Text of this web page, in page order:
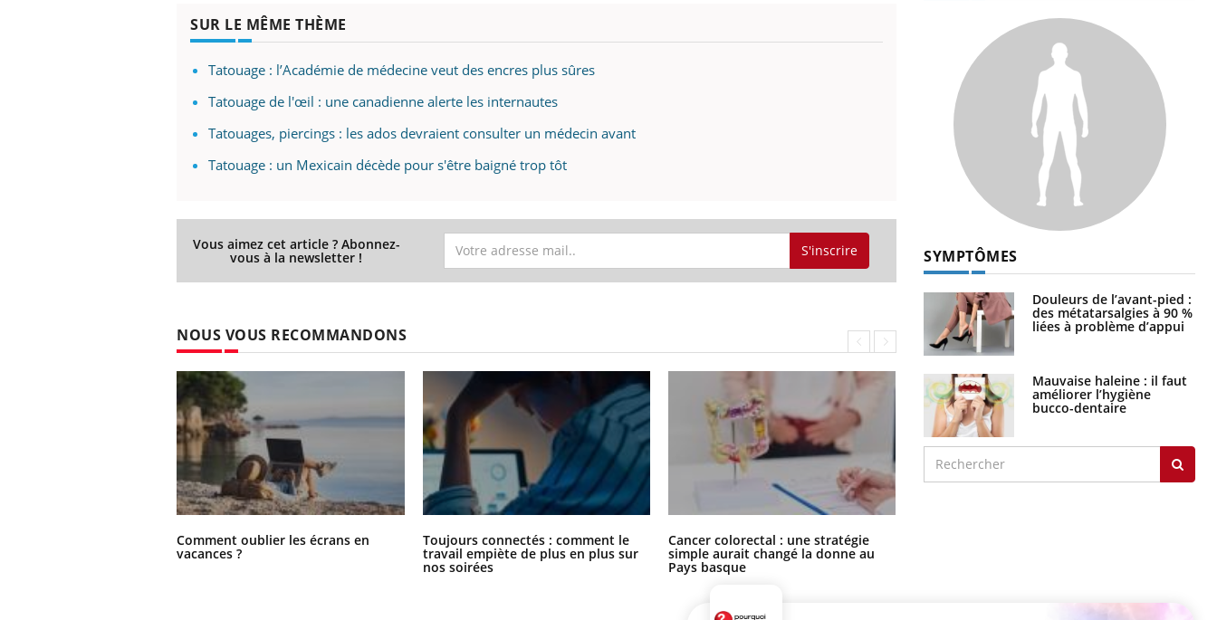
SUR LE MÊME THÈME
Tatouage : l’Académie de médecine veut des encres plus sûres
Tatouage de l'œil : une canadienne alerte les internautes
Tatouages, piercings : les ados devraient consulter un médecin avant
Tatouage : un Mexicain décède pour s'être baigné trop tôt
Vous aimez cet article ? Abonnez-
vous à la newsletter ! S'inscrire
NOUS VOUS RECOMMANDONS
Comment oublier les écrans en
vacances ?
Toujours connectés : comment le
travail empiète de plus en plus sur
nos soirées
Cancer colorectal : une stratégie
simple aurait changé la donne au
Pays basque
SYMPTÔMES
Douleurs de l’avant-pied :
des métatarsalgies à 90 %
liées à problème d’appui
Mauvaise haleine : il faut
améliorer l’hygiène
bucco-dentaire